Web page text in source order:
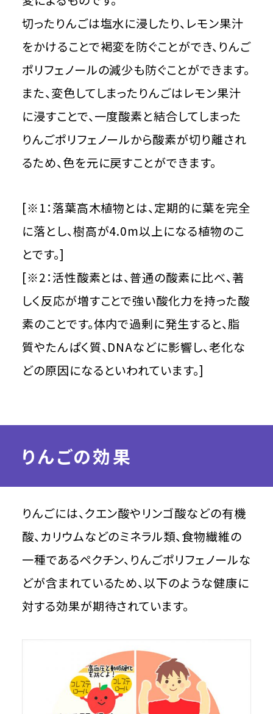
切ったりんごは塩水に浸したり、レモン果汁
をかけることで褐変を防ぐことができ、りんご
ポリフェノールの減少も防ぐことができます。
また、変色してしまったりんごはレモン果汁
に浸すことで、一度酸素と結合してしまった
りんごポリフェノールから酸素が切り離され
るため、色を元に戻すことができます。
[※1：落葉高木植物とは、定期的に葉を完全
に落とし、樹高が4.0m以上になる植物のこ
とです。]
[※2：活性酸素とは、普通の酸素に比べ、著
しく反応が増すことで強い酸化力を持った酸
素のことです。体内で過剰に発生すると、脂
質やたんぱく質、DNAなどに影響し、老化な
どの原因になるといわれています。]
りんごの効果
りんごには、クエン酸やリンゴ酸などの有機
酸、カリウムなどのミネラル類、食物繊維の
一種であるペクチン、りんごポリフェノールな
どが含まれているため、以下のような健康に
対する効果が期待されています。